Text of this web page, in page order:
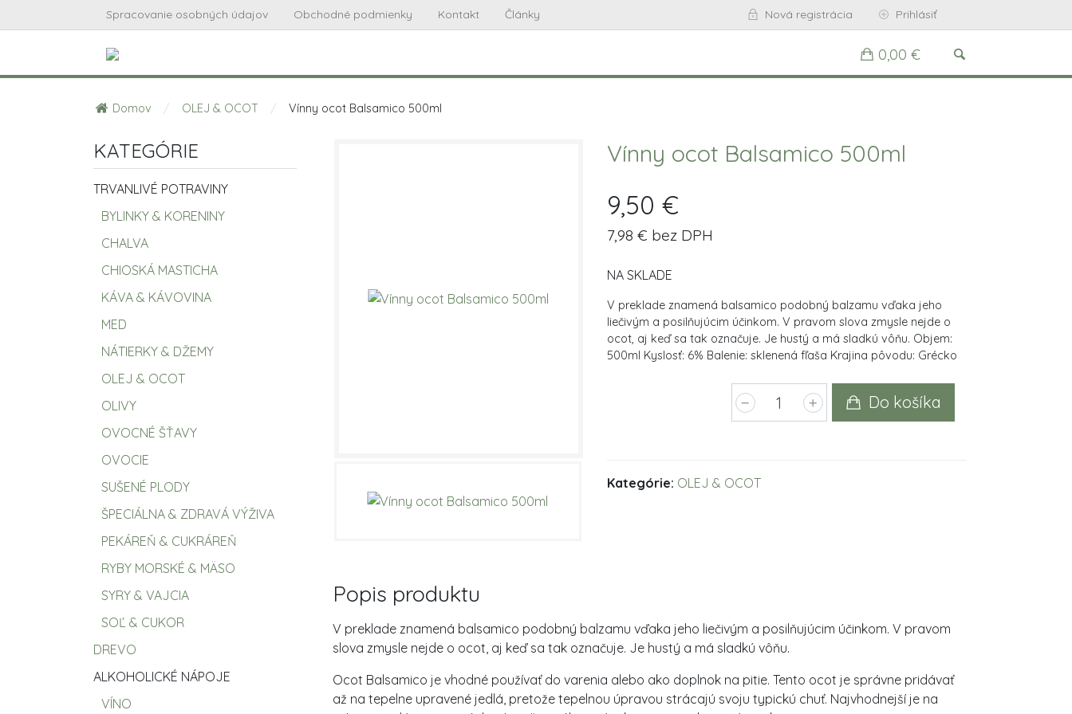
Spracovanie osobných údajov Obchodné podmienky Kontakt Články Nová registrácia Prihlásiť
0,00 €
Domov / OLEJ & OCOT / Vínny ocot Balsamico 500ml
KATEGÓRIE
TRVANLIVÉ POTRAVINY
BYLINKY & KORENINY
CHALVA
CHIOSKÁ MASTICHA
KÁVA & KÁVOVINA
MED
NÁTIERKY & DŽEMY
OLEJ & OCOT
OLIVY
OVOCNÉ ŠŤAVY
OVOCIE
SUŠENÉ PLODY
ŠPECIÁLNA & ZDRAVÁ VÝŽIVA
PEKÁREŇ & CUKRÁREŇ
RYBY MORSKÉ & MÄSO
SYRY & VAJCIA
SOĽ & CUKOR
DREVO
ALKOHOLICKÉ NÁPOJE
VÍNO
Vínny ocot Balsamico 500ml
9,50 €
7,98 € bez DPH
NA SKLADE
V preklade znamená balsamico podobný balzamu vďaka jeho
liečivým a posilňujúcim účinkom. V pravom slova zmysle nejde o
ocot, aj keď sa tak označuje. Je hustý a má sladkú vôňu. Objem:
500ml Kyslosť: 6% Balenie: sklenená fľaša Krajina pôvodu: Grécko
Do košíka
Kategórie: OLEJ & OCOT
Popis produktu
V preklade znamená balsamico podobný balzamu vďaka jeho liečivým a posilňujúcim účinkom. V pravom
slova zmysle nejde o ocot, aj keď sa tak označuje. Je hustý a má sladkú vôňu.
Ocot Balsamico je vhodné používať do varenia alebo ako doplnok na pitie. Tento ocot je správne pridávať
až na tepelne upravené jedlá, pretože tepelnou úpravou strácajú svoju typickú chuť. Najvhodnejší je na